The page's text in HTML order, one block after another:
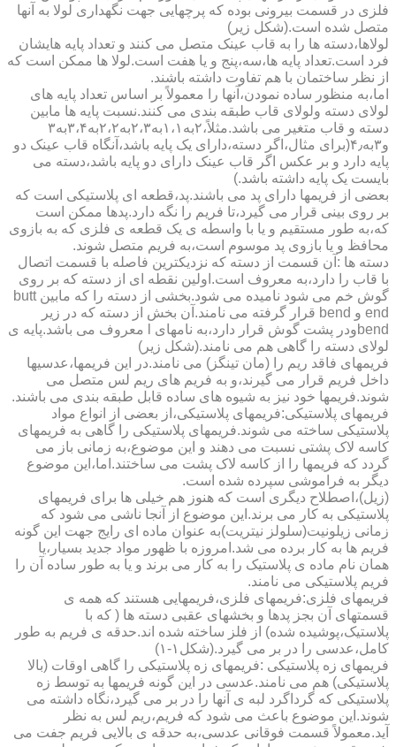
فلزی در قسمت بیرونی بوده که پرچهایی جهت نگهداری لولا به آنها
متصل شده است.(شکل زیر)
لولاها،دسته ها را به قاب عینک متصل می کنند و تعداد پایه هایشان
فرد است.تعداد پایه ها،سه،پنج و یا هفت است.لولا ها ممکن است که
از نظر ساختمان با هم تفاوت داشته باشند.
اما،به منظور ساده نمودن،آنها را معمولاً بر اساس تعداد پایه های
لولای دسته ولولای قاب طبقه بندی می کنند.نسبت پایه ها مابین
دسته و قاب متغیر می باشد.مثلاً،۲به۱،۱به۲،۳به۲،۲به۳،۴به۳
و۳به۴٫(برای مثال،اگر دسته،دارای یک پایه باشد،آنگاه قاب عینک دو
پایه دارد و بر عکس اگر قاب عینک دارای دو پایه باشد،دسته می
بایست یک پایه داشته باشد.)
بعضی از فریمها دارای پد می باشند.پد،قطعه ای پلاستیکی است که
بر روی بینی قرار می گیرد،تا فریم را نگه دارد.پدها ممکن است
که،به طور مستقیم و یا با واسطه ی یک قطعه ی فلزی که به بازوی
محافظ و یا بازوی پد موسوم است،به فریم متصل شوند.
دسته ها :آن قسمت از دسته که نزدیکترین فاصله با قسمت اتصال
با قاب را دارد،به معروف است.اولین نقطه ای از دسته که بر روی
گوش خم می شود نامیده می شود.بخشی از دسته را که مابین butt
end و bend قرار گرفته می نامند.آن بخش از دسته که در زیر
bendودر پشت گوش قرار دارد،به نامهای l معروف می باشد.پایه ی
لولای دسته را گاهی هم می نامند.(شکل زیر)
فریمهای فاقد ریم را (مان تینگز) می نامند.در این فریمها،عدسیها
داخل فریم قرار می گیرند،و به فریم های ریم لس متصل می
شوند.فریمها خود نیز به شیوه های ساده قابل طبقه بندی می باشند.
فریمهای پلاستیکی:فریمهای پلاستیکی،از بعضی از انواع مواد
پلاستیکی ساخته می شوند.فریمهای پلاستیکی را گاهی به فریمهای
کاسه لاک پشتی نسبت می دهند و این موضوع،به زمانی باز می
گردد که فریمها را از کاسه لاک پشت می ساختند.اما،این موضوع
دیگر به فراموشی سپرده شده است.
(زیل)،اصطلاح دیگری است که هنوز هم خیلی ها برای فریمهای
پلاستیکی به کار می برند.این موضوع از آنجا ناشی می شود که
زمانی زیلونیت(سلولز نیتریت)به عنوان ماده ای رایج جهت این گونه
فریم ها به کار برده می شد.امروزه با ظهور مواد جدید بسیار،یا
همان نام ماده ی پلاستیک را به کار می برند و یا به طور ساده آن را
فریم پلاستیکی می نامند.
فریمهای فلزی:فریمهای فلزی،فریمهایی هستند که همه ی
قسمتهای آن بجز پدها و بخشهای عقبی دسته ها ( که با
پلاستیک،پوشیده شده) از فلز ساخته شده اند.حدقه ی فریم به طور
کامل،عدسی را در بر می گیرد.(شکل۱-۱)
فریمهای زه پلاستیکی :فریمهای زه پلاستیکی را گاهی اوقات (بالا
پلاستیکی) هم می نامند.عدسی در این گونه فریمها به توسط زه
پلاستیکی که گرداگرد لبه ی آنها را در بر می گیرد،نگاه داشته می
شوند.این موضوع باعث می شود که فریم،ریم لس به نظر
آید.معمولاً قسمت فوقانی عدسی،به حدقه ی بالایی فریم جفت می